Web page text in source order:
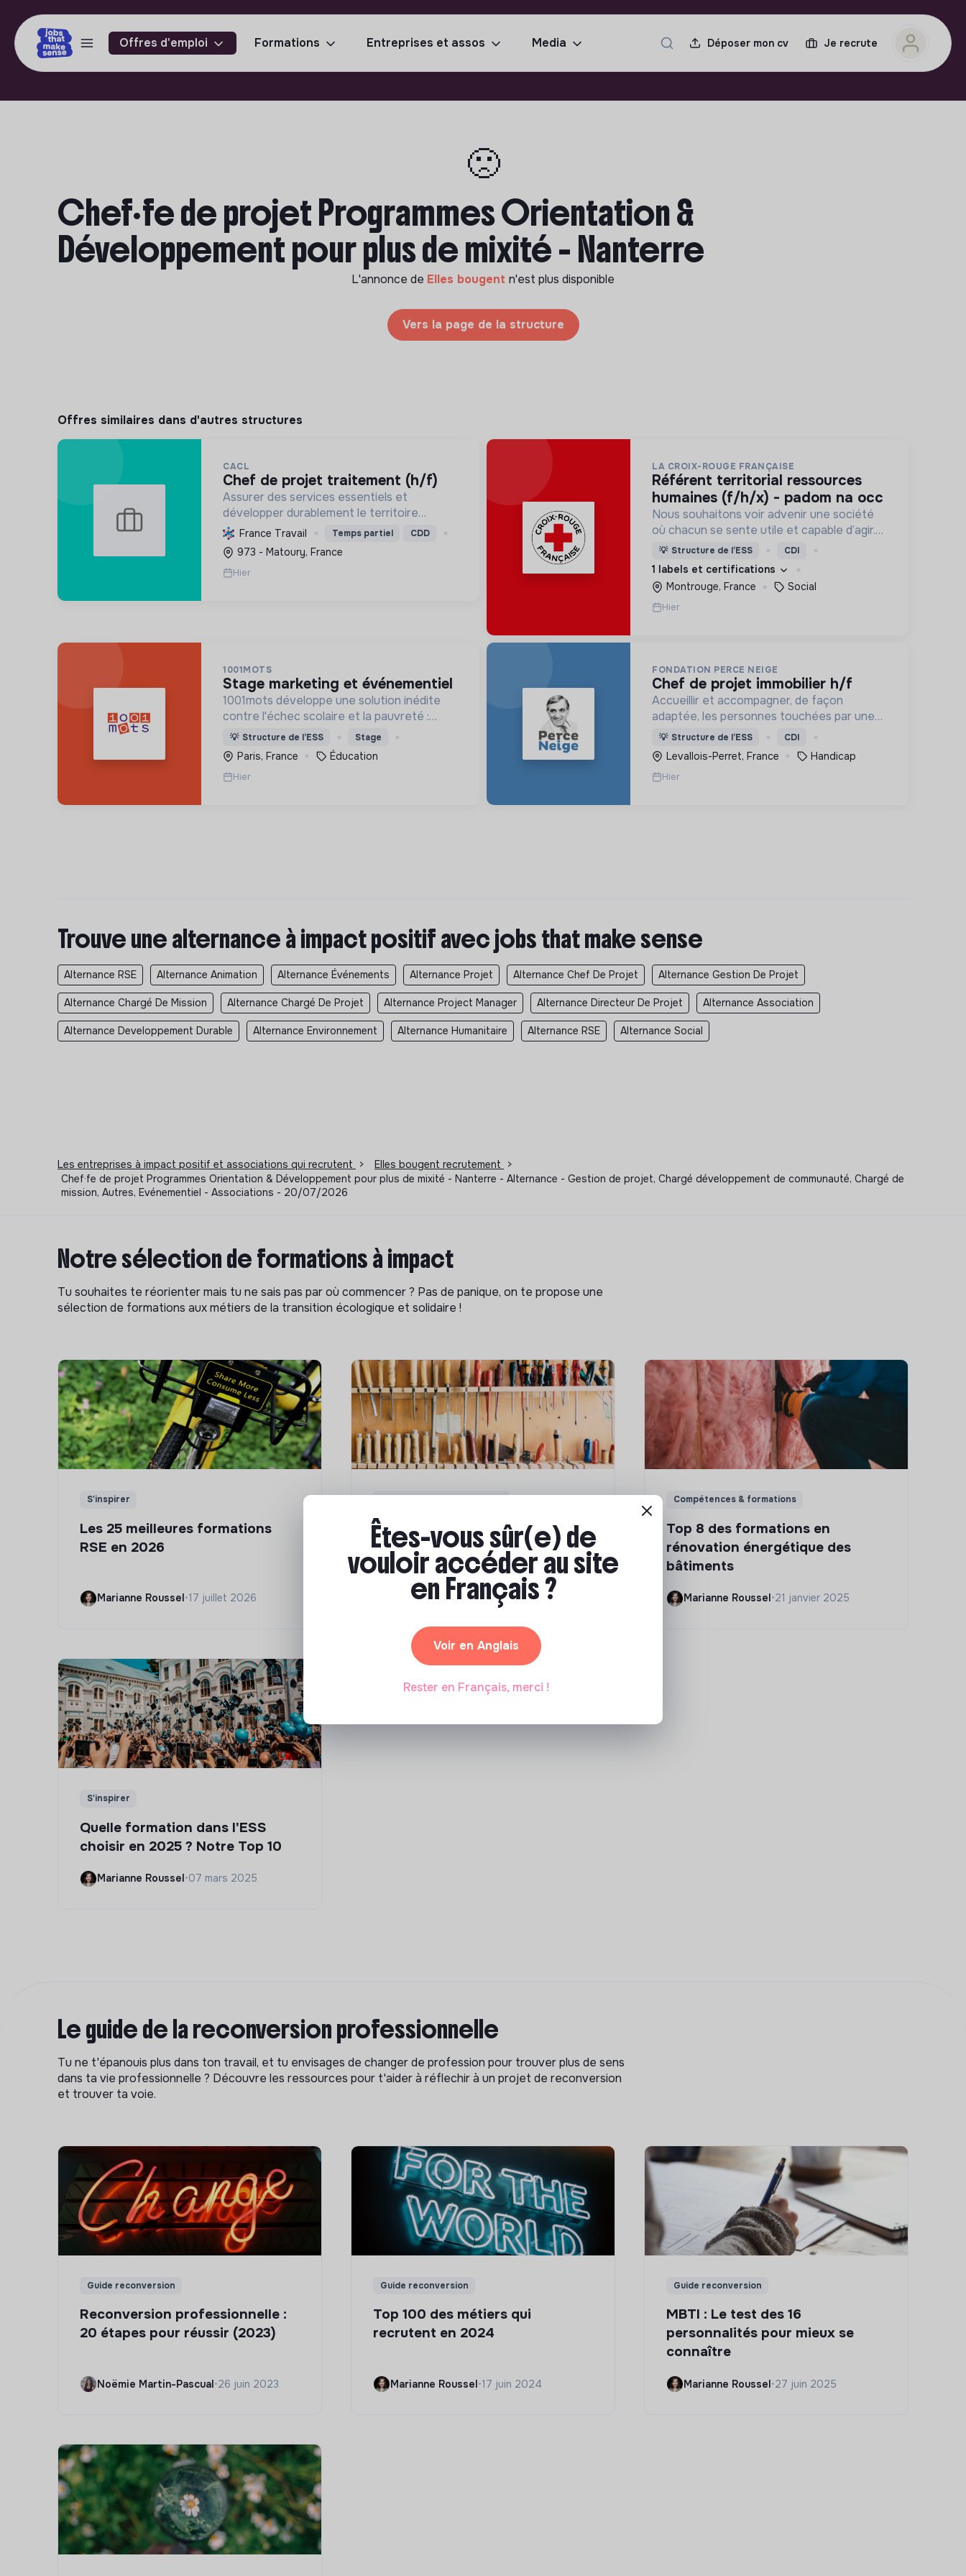
Offres d'emploi Formations Entreprises et assos Media Déposer mon cv Je recrute
🙁
Chef·fe de projet Programmes Orientation &
Développement pour plus de mixité - Nanterre
L'annonce de Elles bougent n'est plus disponible
Vers la page de la structure
Offres similaires dans d'autres structures
CACL
chef de projet traitement (h/f)
Assurer des services essentiels et
développer durablement le territoire
guyanais, en optimisant la gestion des
ressources et en promouvant la transition
écologique et sociale.
France Travail Temps partiel CDD
973 - Matoury, France
Hier
LA CROIX-ROUGE FRANÇAISE
référent territorial ressources
humaines (f/h/x) - padom na occ
Nous souhaitons voir advenir une société
où chacun se sente utile et capable d’agir.
Pour cela, nous proposons des moyens et
des lieux d’engagement innovants et
adaptés à tous.
💡 Structure de l’ESS CDI
1 labels et certifications
Montrouge, France
Social
Hier
1001MOTS
stage marketing et événementiel
1001mots développe une solution inédite
contre l'échec scolaire et la pauvreté :
donner à tous les enfants les 1000 premiers
mots nécessaires pour leur entrée à l'école
à 3 ans.
💡 Structure de l’ESS Stage
Paris, France Éducation
Hier
FONDATION PERCE NEIGE
chef de projet immobilier h/f
Accueillir et accompagner, de façon
adaptée, les personnes touchées par une
déficience mentale, un handicap physique
ou psychique
💡 Structure de l’ESS CDI
Levallois-Perret, France Handicap
Hier
Trouve une alternance à impact positif avec jobs that make sense
Alternance RSE Alternance Animation Alternance Événements Alternance Projet Alternance Chef De Projet Alternance Gestion De Projet
Alternance Chargé De Mission Alternance Chargé De Projet Alternance Project Manager Alternance Directeur De Projet Alternance Association
Alternance Developpement Durable Alternance Environnement Alternance Humanitaire Alternance RSE Alternance Social
Les entreprises à impact positif et associations qui recrutent > Elles bougent recrutement
>
Chef·fe de projet Programmes Orientation & Développement pour plus de mixité - Nanterre - Alternance - Gestion de projet, Chargé développement de communauté, Chargé de
mission, Autres, Evénementiel - Associations - 20/07/2026
Notre sélection de formations à impact
Tu souhaites te réorienter mais tu ne sais pas par où commencer ? Pas de panique, on te propose une
sélection de formations aux métiers de la transition écologique et solidaire !
S'inspirer
Les 25 meilleures formations
RSE en 2026
Marianne Roussel•17 juillet 2026
Comment se former à la
transition écologique ?
Marianne Roussel•09 janvier 2024
Compétences & formations
Top 8 des formations en
rénovation énergétique des
bâtiments
Marianne Roussel•21 janvier 2025
S'inspirer
Quelle formation dans l'ESS
choisir en 2025 ? Notre Top 10
Marianne Roussel•07 mars 2025
Le guide de la reconversion professionnelle
Tu ne t'épanouis plus dans ton travail, et tu envisages de changer de profession pour trouver plus de sens
dans ta vie professionnelle ? Découvre les ressources pour t'aider à réflechir à un projet de reconversion
et trouver ta voie.
Guide reconversion
Reconversion professionnelle :
20 étapes pour réussir (2023)
Noëmie Martin-Pascual•26 juin 2023
Guide reconversion
Top 100 des métiers qui
recrutent en 2024
Marianne Roussel•17 juin 2024
Guide reconversion
MBTI : Le test des 16
personnalités pour mieux se
connaître
Marianne Roussel•27 juin 2025
Êtes-vous sûr(e) de
vouloir accéder au site
en Français ?
Voir en Anglais
Rester en Français, merci !